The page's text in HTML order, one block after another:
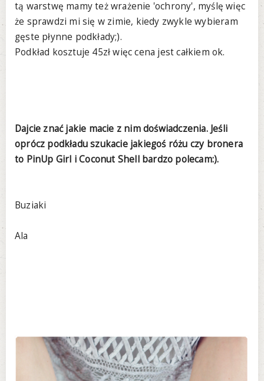
tą warstwę mamy też wrażenie 'ochrony', myślę więc
że sprawdzi mi się w zimie, kiedy zwykle wybieram
gęste płynne podkłady;).
Podkład kosztuje 45zł więc cena jest całkiem ok.
Dajcie znać jakie macie z nim doświadczenia. Jeśli
oprócz podkładu szukacie jakiegoś różu czy bronera
to PinUp Girl i Coconut Shell bardzo polecam:).
Buziaki
Ala